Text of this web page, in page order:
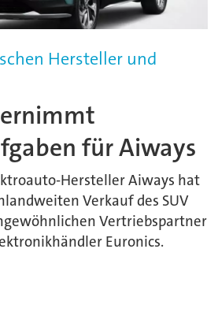
Hersteller und
für Aiways
Hersteller Aiways hat
Verkauf des SUV
Vertriebspartner
Euronics.